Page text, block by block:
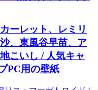
ーレット、レミリ
、東風谷早苗、ア
こいし / 人気キャ
PC用の壁紙